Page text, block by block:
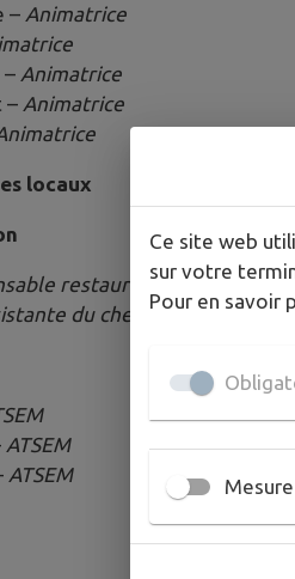
– Animatrice
– Animatrice
– Animatrice
locaux
restaurant scolaire
du chef de cuisine
ATSEM
ATSEM
Ce site web
sur votre
Pour en savoir